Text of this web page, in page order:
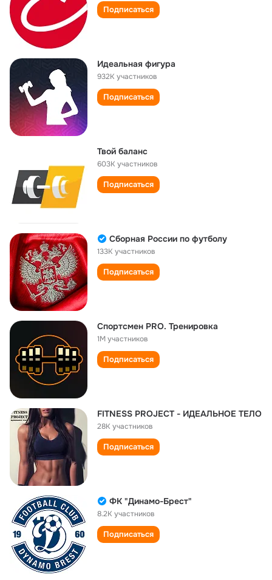
Подписаться
Идеальная фигура
932K участников
Подписаться
Твой баланс
603K участников
Подписаться
Сборная России по футболу
133K участников
Подписаться
Спортсмен PRO. Тренировка
1M участников
Подписаться
FITNESS PROJECT - ИДЕАЛЬНОЕ ТЕЛО
28K участников
Подписаться
ФК "Динамо-Брест"
8.2K участников
Подписаться